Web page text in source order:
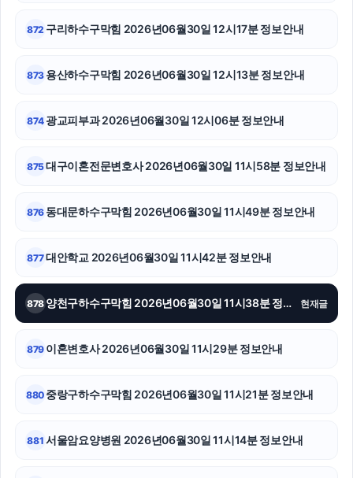
부산휴대폰성지
이혼전문변호사
광진하수구막힘
강아지보호소
의정부법무법인
병원마케팅
872 구리하수구막힘 2026년06월30일 12시17분 정보안내
873 용산하수구막힘 2026년06월30일 12시13분 정보안내
874 광교피부과 2026년06월30일 12시06분 정보안내
875대구이혼전문변호사 2026년06월30일 11시58분 정보안내
876 동대문하수구막힘 2026년06월30일 11시49분 정보안내
877대안학교 2026년06월30일 11시42분 정보안내
878 양천구하수구막힘 2026년06월30일 11시38분 정보안내 현재글
879 이혼변호사 2026년06월30일 11시29분 정보안내
880 중랑구하수구막힘 2026년06월30일 11시21분 정보안내
881 서울암요양병원 2026년06월30일 11시14분 정보안내